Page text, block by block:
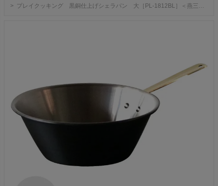
プレイクッキング 黒銅仕上げシェラパン 大［PL-1812BL］＜燕三条製｜新光金属株式会社＞コパドアの銅製シェラシリーズに待望の黒銅仕上げが登場！これひとつで「沸かす、焼く、煮る」が全て可能！【頑張って送料無料！】